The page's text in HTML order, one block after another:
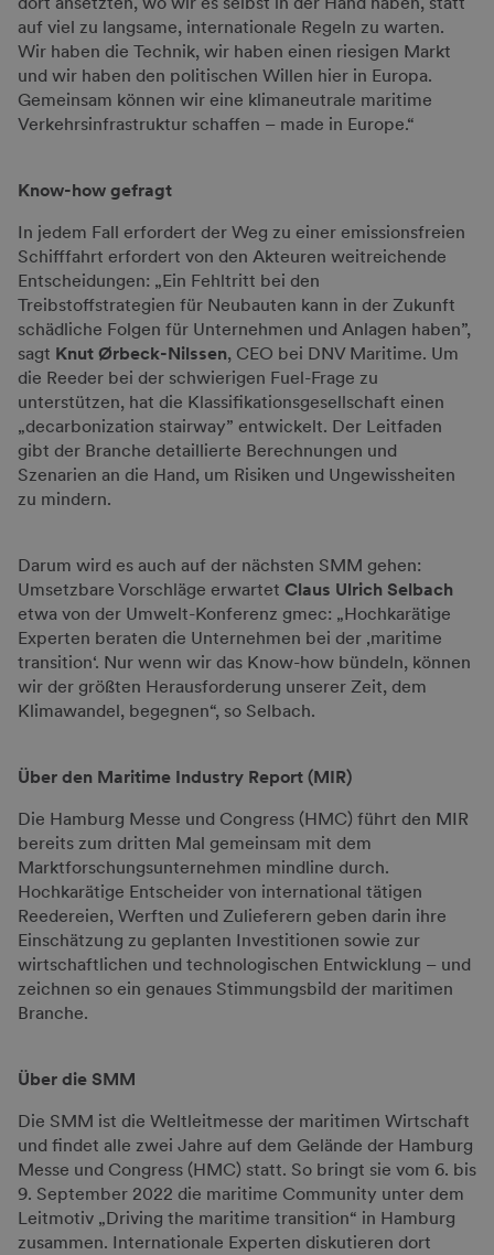
auf viel zu langsame, internationale Regeln zu warten.
Wir haben die Technik, wir haben einen riesigen Markt
und wir haben den politischen Willen hier in Europa.
Gemeinsam können wir eine klimaneutrale maritime
Verkehrsinfrastruktur schaffen – made in Europe.“
Know-how gefragt
In jedem Fall erfordert der Weg zu einer emissionsfreien
Schifffahrt erfordert von den Akteuren weitreichende
Entscheidungen: „Ein Fehltritt bei den
Treibstoffstrategien für Neubauten kann in der Zukunft
schädliche Folgen für Unternehmen und Anlagen haben”,
sagt Knut Ørbeck-Nilssen, CEO bei DNV Maritime. Um
die Reeder bei der schwierigen Fuel-Frage zu
unterstützen, hat die Klassifikationsgesellschaft einen
„decarbonization stairway” entwickelt. Der Leitfaden
gibt der Branche detaillierte Berechnungen und
Szenarien an die Hand, um Risiken und Ungewissheiten
zu mindern.
Darum wird es auch auf der nächsten SMM gehen:
Umsetzbare Vorschläge erwartet Claus Ulrich Selbach
etwa von der Umwelt-Konferenz gmec: „Hochkarätige
Experten beraten die Unternehmen bei der ‚maritime
transition‘. Nur wenn wir das Know-how bündeln, können
wir der größten Herausforderung unserer Zeit, dem
Klimawandel, begegnen“, so Selbach.
Über den Maritime Industry Report (MIR)
Die Hamburg Messe und Congress (HMC) führt den MIR
bereits zum dritten Mal gemeinsam mit dem
Marktforschungsunternehmen mindline durch.
Hochkarätige Entscheider von international tätigen
Reedereien, Werften und Zulieferern geben darin ihre
Einschätzung zu geplanten Investitionen sowie zur
wirtschaftlichen und technologischen Entwicklung – und
zeichnen so ein genaues Stimmungsbild der maritimen
Branche.
Über die SMM
Die SMM ist die Weltleitmesse der maritimen Wirtschaft
und findet alle zwei Jahre auf dem Gelände der Hamburg
Messe und Congress (HMC) statt. So bringt sie vom 6. bis
9. September 2022 die maritime Community unter dem
Leitmotiv „Driving the maritime transition“ in Hamburg
zusammen. Internationale Experten diskutieren dort